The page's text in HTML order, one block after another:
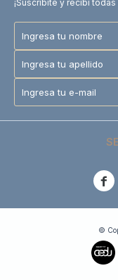
¡Suscribite y recibí

©